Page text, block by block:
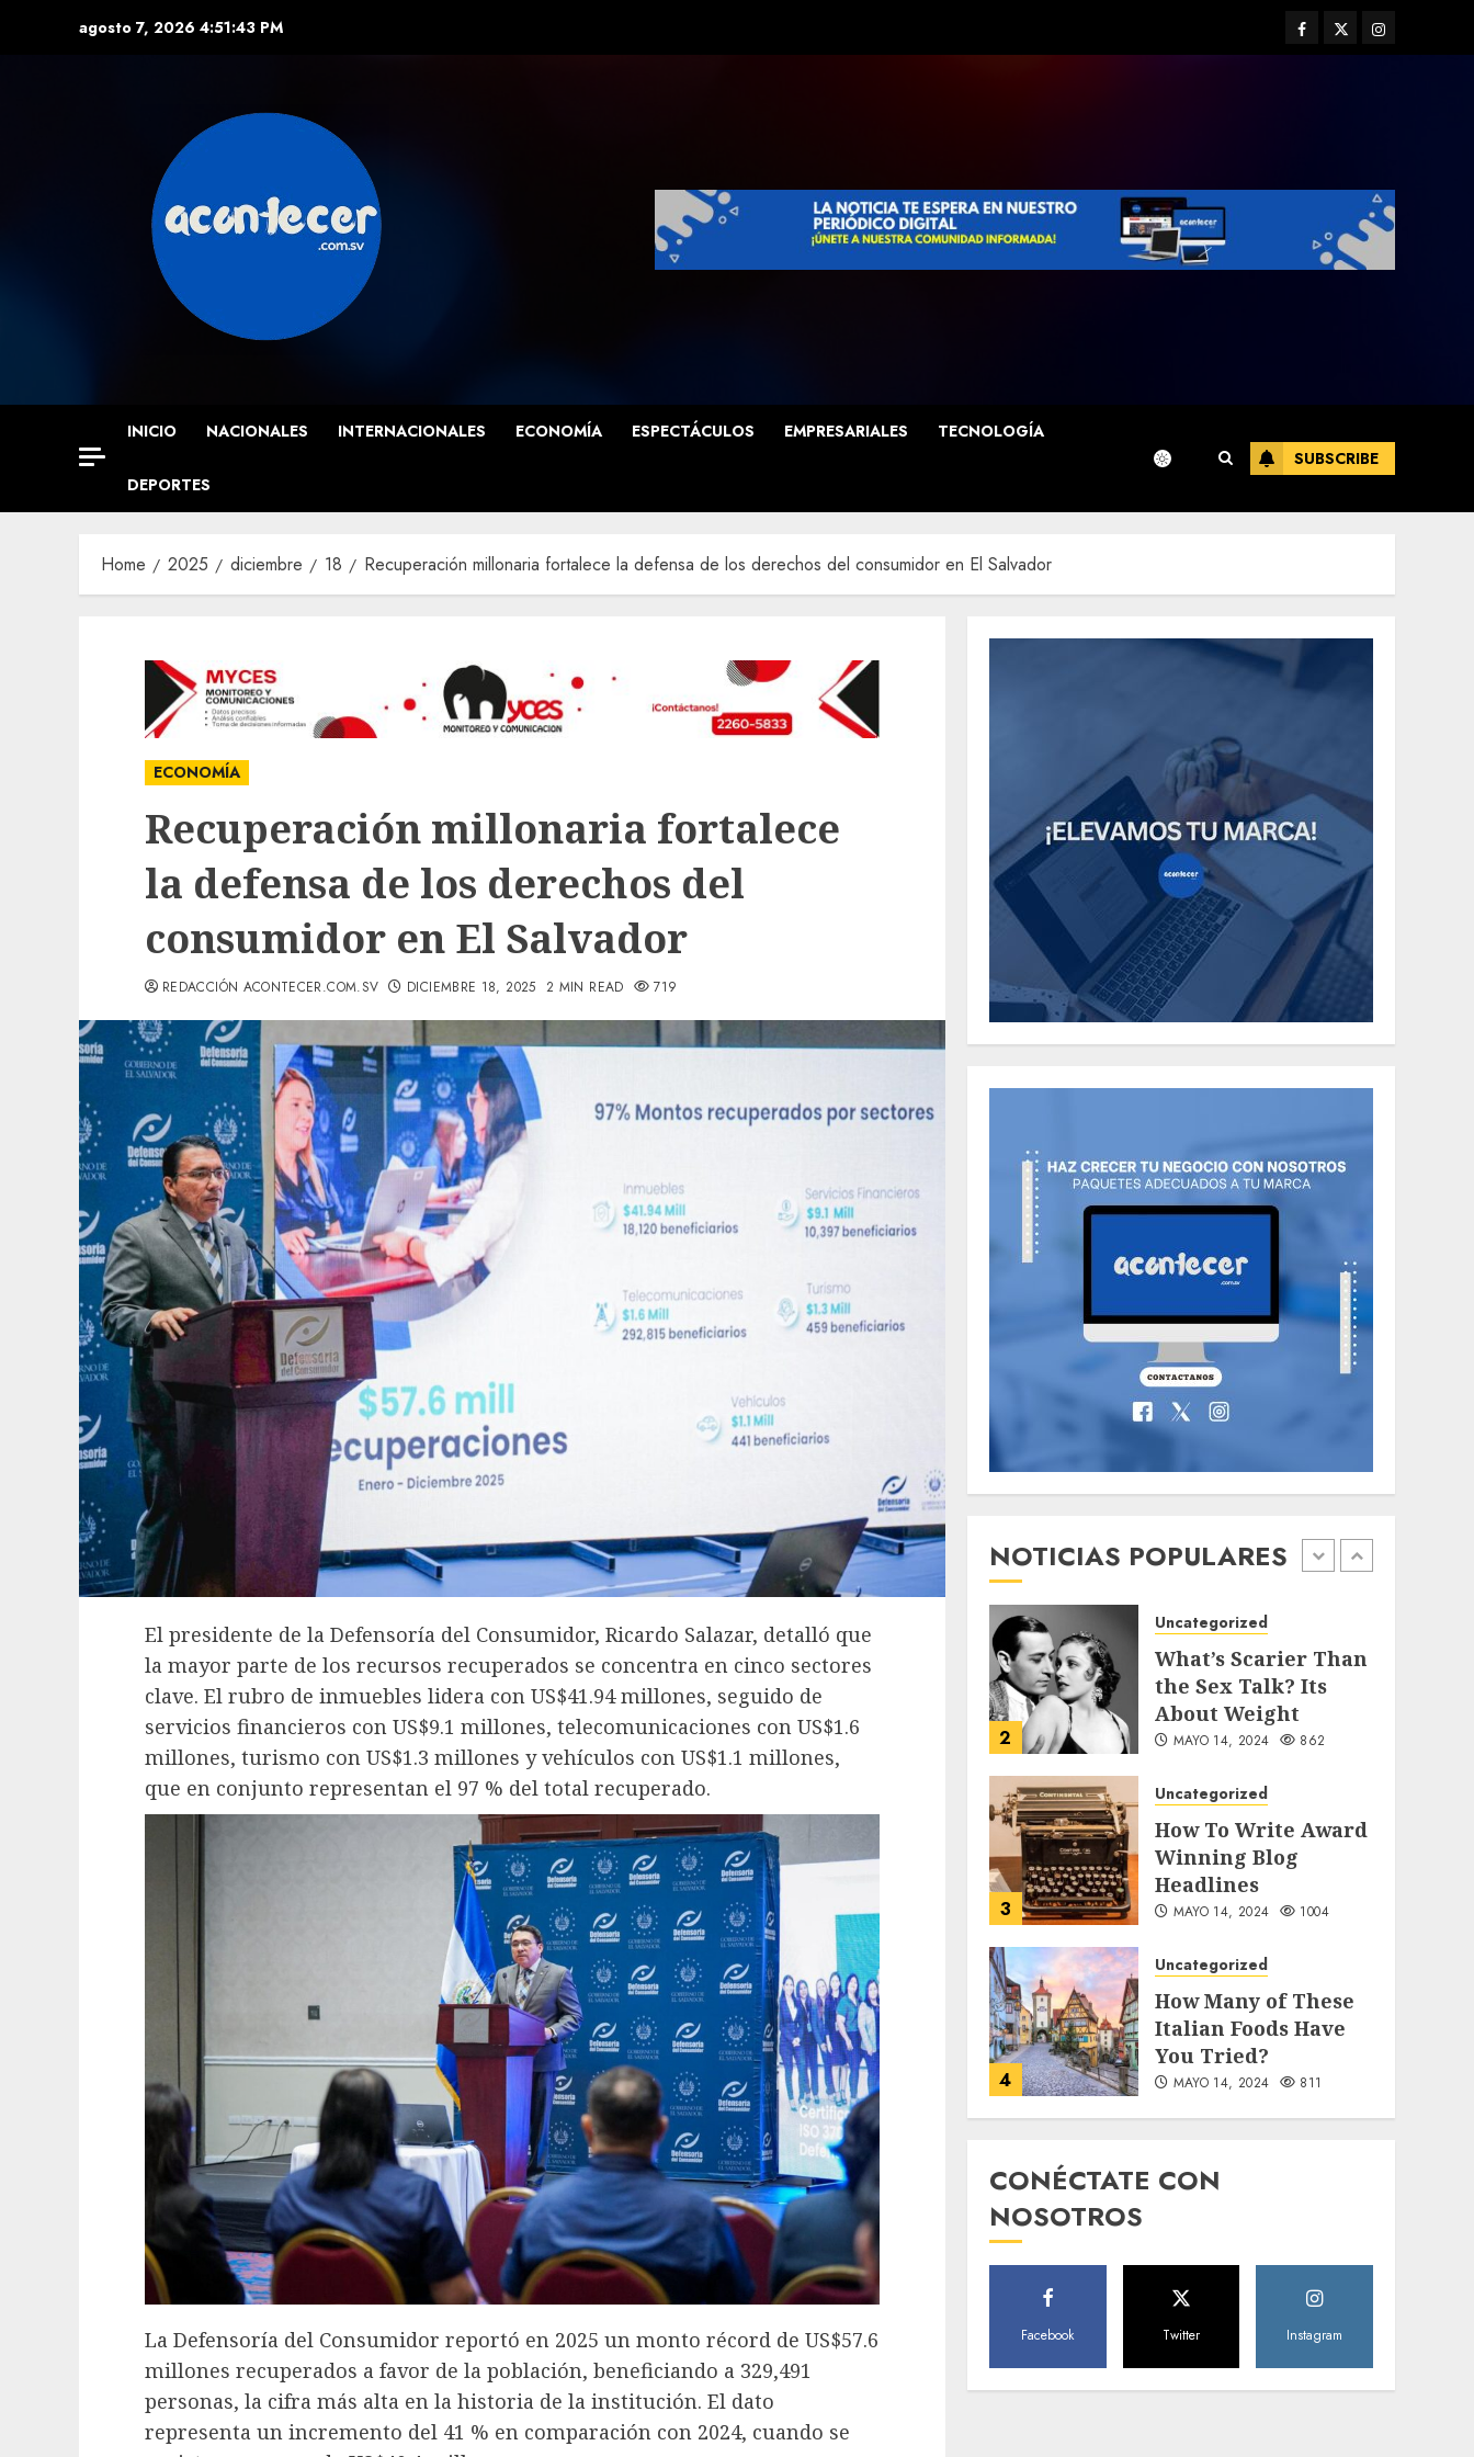
agosto 7, 2026 4:51:45 PM Facebook
TwitterInstagram
INICIO NACIONALES INTERNACIONALES ECONOMÍA ESPECTÁCULOS EMPRESARIALES TECNOLOGÍA
DEPORTES
SUBSCRIBE
Home 2025 diciembre 18 Recuperación millonaria fortalece la defensa de los derechos del consumidor en El Salvador
ECONOMÍA
Recuperación millonaria fortalece
la defensa de los derechos del
consumidor en El Salvador
REDACCIÓN ACONTECER.COM.SV DICIEMBRE 18, 2025 2 MIN READ 719
El presidente de la Defensoría del Consumidor, Ricardo Salazar, detalló que
la mayor parte de los recursos recuperados se concentra en cinco sectores
clave. El rubro de inmuebles lidera con US$41.94 millones, seguido de
servicios financieros con US$9.1 millones, telecomunicaciones con US$1.6
millones, turismo con US$1.3 millones y vehículos con US$1.1 millones,
que en conjunto representan el 97 % del total recuperado.
La Defensoría del Consumidor reportó en 2025 un monto récord de US$57.6
millones recuperados a favor de la población, beneficiando a 329,491
personas, la cifra más alta en la historia de la institución. El dato
representa un incremento del 41 % en comparación con 2024, cuando se
NOTICIAS POPULARES
Uncategorized
Need to Know About
the Classic Cars in a
Retro Movie?
Thailand’s
extraordinary cave
rescue
MAYO 14, 2024
TECNOLOGÍA
Valentino Goes
Deliberately
Feminine for Fall
2018
MAYO 16, 2024
1
Searching for the
World War Two
MAYO 14, 2024 860
2
Uncategorized
What’s Scarier Than
the Sex Talk? Its
About Weight
MAYO 14, 2024 862
3
Uncategorized
How To Write Award
Winning Blog
Headlines
MAYO 14, 2024 1004
4
Uncategorized
How Many of These
Italian Foods Have
You Tried?
MAYO 14, 2024 811
5
Need to Know About
World
The full story of
Thailand’s
extraordinary cave
CONÉCTATE CON
NOSOTROS
Facebook Twitter Instagram